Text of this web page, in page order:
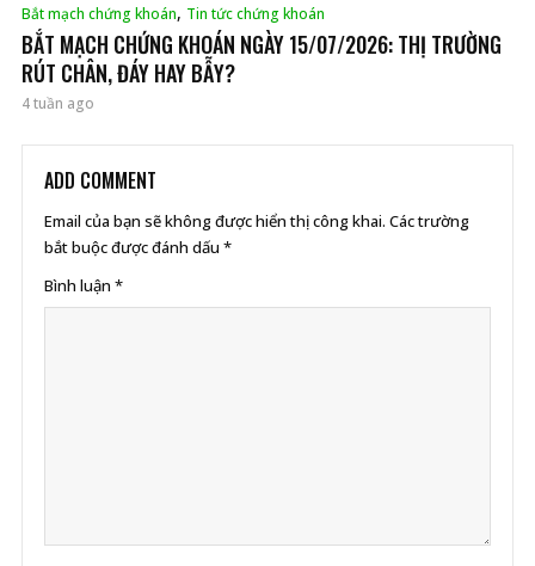
Bắt mạch chứng khoán, Tin tức chứng khoán
BẮT MẠCH CHỨNG KHOÁN NGÀY 15/07/2026: THỊ TRƯỜNG
RÚT CHÂN, ĐÁY HAY BẪY?
4 tuần ago
ADD COMMENT
Email của bạn sẽ không được hiển thị công khai. Các trường
bắt buộc được đánh dấu *
Bình luận *